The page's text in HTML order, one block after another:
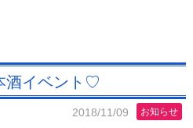
酒イベント♡
2018/11/09 お知らせ